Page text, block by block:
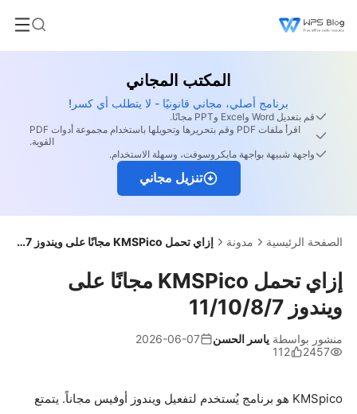
المكتب المجاني
برنامج أصلي، مجاني قانونيًا - لا يتطلب أي كسر!
قم بتعديل Word وExcel وPPT مجانًا.
اقرأ ملفات PDF وقم بتحريرها وتحويلها باستخدام مجموعة أدوات PDF
القوية.
واجهة شبيهة بواجهة مايكروسوفت، وسهلة الاستخدام.
تنزيل مجاني
الصفحة الرئيسية مدونة إزاي تحمل KMSPico مجانًا على ويندوز 11/10/8/7
إزاي تحمل KMSPico مجانًا على
ويندوز 11/10/8/7
منشور بواسطة ياسر الحسن
2026-06-07
2457
112
KMSpico هو برنامج يُستخدم لتفعيل ويندوز أوفيس مجاناً. يتمتع